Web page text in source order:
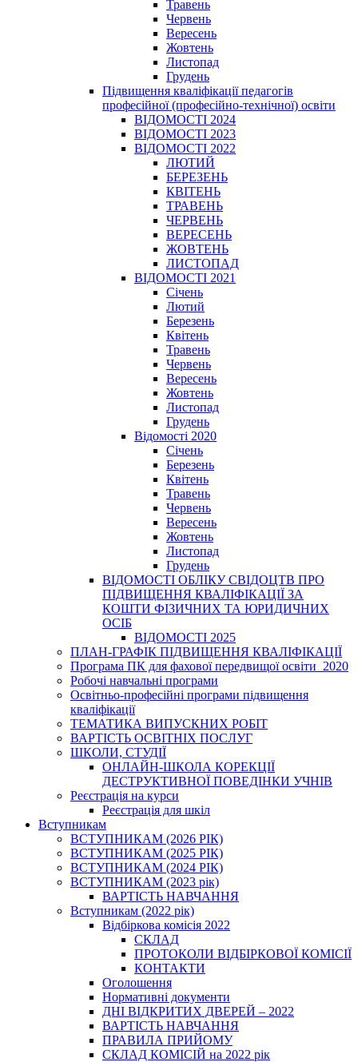
Травень
Червень
Вересень
Жовтень
Листопад
Грудень
Підвищення кваліфікації педагогів
професійної (професійно-технічної) освіти
ВІДОМОСТІ 2024
ВІДОМОСТІ 2023
ВІДОМОСТІ 2022
ЛЮТИЙ
БЕРЕЗЕНЬ
КВІТЕНЬ
ТРАВЕНЬ
ЧЕРВЕНЬ
ВЕРЕСЕНЬ
ЖОВТЕНЬ
ЛИСТОПАД
ВІДОМОСТІ 2021
Січень
Лютий
Березень
Квітень
Травень
Червень
Вересень
Жовтень
Листопад
Грудень
Відомості 2020
Січень
Березень
Квітень
Травень
Червень
Вересень
Жовтень
Листопад
Грудень
ВІДОМОСТІ ОБЛІКУ СВІДОЦТВ ПРО
ПІДВИЩЕННЯ КВАЛІФІКАЦІЇ ЗА
КОШТИ ФІЗИЧНИХ ТА ЮРИДИЧНИХ
ОСІБ
ВІДОМОСТІ 2025
ПЛАН-ГРАФІК ПІДВИЩЕННЯ КВАЛІФІКАЦІЇ
Програма ПК для фахової передвищої освіти_2020
Робочі навчальні програми
Освітньо-професійні програми підвищення
кваліфікації
ТЕМАТИКА ВИПУСКНИХ РОБІТ
ВАРТІСТЬ ОСВІТНІХ ПОСЛУГ
ШКОЛИ, СТУДІЇ
ОНЛАЙН-ШКОЛА КОРЕКЦІЇ
ДЕСТРУКТИВНОЇ ПОВЕДІНКИ УЧНІВ
Реєстрація на курси
Реєстрація для шкіл
Вступникам
ВСТУПНИКАМ (2026 РІК)
ВСТУПНИКАМ (2025 РІК)
ВСТУПНИКАМ (2024 РІК)
ВСТУПНИКАМ (2023 рік)
ВАРТІСТЬ НАВЧАННЯ
Вступникам (2022 рік)
Відбіркова комісія 2022
СКЛАД
ПРОТОКОЛИ ВІДБІРКОВОЇ КОМІСІЇ
КОНТАКТИ
Оголошення
Нормативні документи
ДНІ ВІДКРИТИХ ДВЕРЕЙ – 2022
ВАРТІСТЬ НАВЧАННЯ
ПРАВИЛА ПРИЙОМУ
СКЛАД КОМІСІЙ на 2022 рік